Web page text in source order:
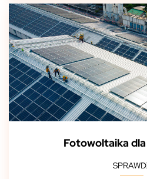
Fotowoltaika dla